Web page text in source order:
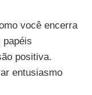
você encerra
papéis
positiva.
entusiasmo